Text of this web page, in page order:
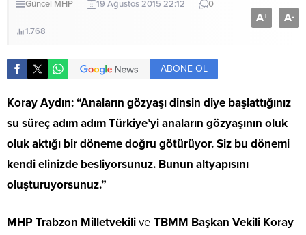
Güncel MHP 19 Ağustos 2015 22:12 0
1.768
A+ A-
ABONE OL
Koray Aydın: “Anaların gözyaşı dinsin diye başlattığınız
su süreç adım adım Türkiye’yi anaların gözyaşının oluk
oluk aktığı bir döneme doğru götürüyor. Siz bu dönemi
kendi elinizde besliyorsunuz. Bunun altyapısını
oluşturuyorsunuz.”
MHP Trabzon Milletvekilive TBMM Başkan Vekili Koray